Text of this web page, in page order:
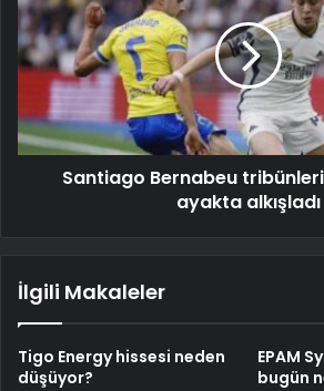
Santiago Bernabeu
ayakta alkışladı
İlgili Makaleler
Tigo Energy hissesi neden
düşüyor?
EPAM
bugün